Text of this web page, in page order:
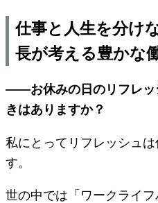
仕事と人生を分
長が考える豊かな
――お休みの日のリフレッ
きはありますか？
私にとってリフレッシュ
す。
世の中では「ワークライ